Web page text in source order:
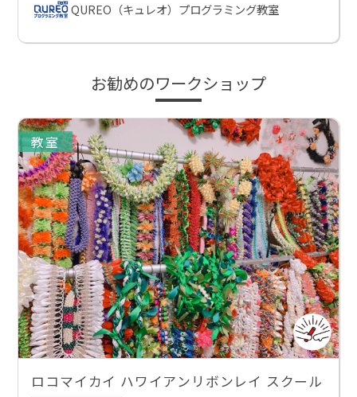
QUREO（キュレオ）プログラミング教室
お勧めのワークショップ
教室
ロコマイカイ ハワイアンリボンレイ スクール